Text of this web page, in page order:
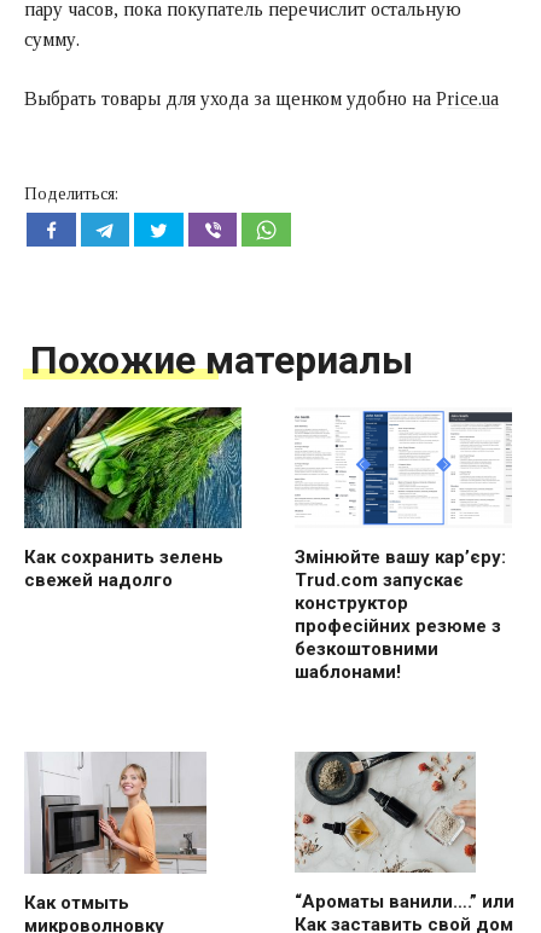
пару часов, пока покупатель перечислит остальную
сумму.
Выбрать товары для ухода за щенком удобно на Price.ua
Поделиться:
Похожие материалы
Как сохранить зелень
свежей надолго
Змінюйте вашу кар’єру:
Trud.com запускає
конструктор
професійних резюме з
безкоштовними
шаблонами!
Как отмыть
микроволновку
“Ароматы ванили….” или
Как заставить свой дом